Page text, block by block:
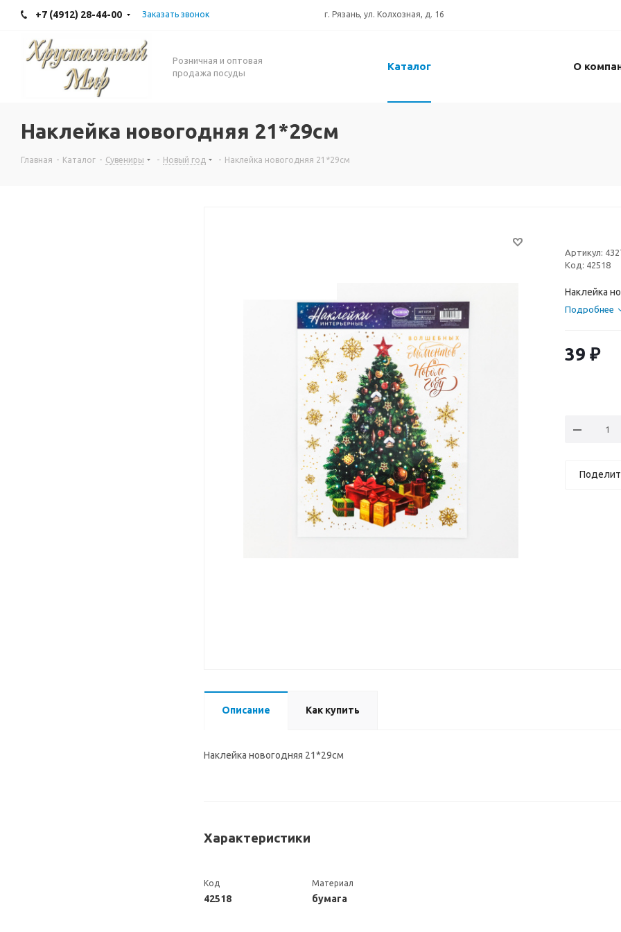
+7 (4912) 28-44-00 Заказать звонок г. Рязань, ул. Колхозная, д. 16
Розничная и оптовая
продажа посуды
Каталог О
Наклейка новогодняя 21*29см
Главная - Каталог - Сувениры - Новый год - Наклейка новогодняя 21*29см
Артикул:
Код: 42518
Наклейка
Подробнее
39 ₽
Описание Как купить
Наклейка новогодняя 21*29см
Характеристики
Код
42518
Материал
бумага